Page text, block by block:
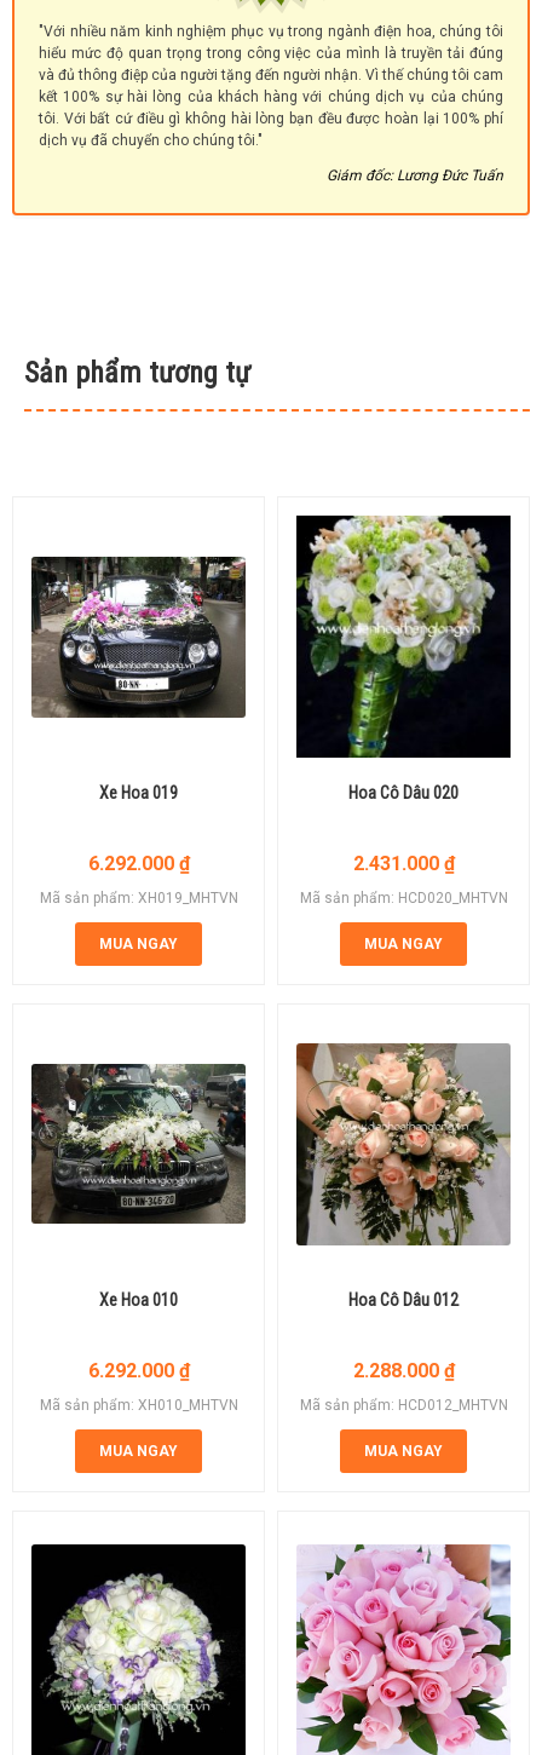
"Với nhiều năm kinh nghiệm phục vụ trong ngành điện hoa, chúng tôi
hiểu mức độ quan trọng trong công việc của mình là truyền tải đúng
và đủ thông điệp của người tặng đến người nhận. Vì thế chúng tôi cam
kết 100% sự hài lòng của khách hàng với chúng dịch vụ của chúng
tôi. Với bất cứ điều gì không hài lòng bạn đều được hoàn lại 100% phí
dịch vụ đã chuyển cho chúng tôi."
Giám đốc: Lương Đức Tuấn
Sản phẩm tương tự
Xe Hoa 019
6.292.000 ₫
Mã sản phẩm: XH019_MHTVN
MUA NGAY
Hoa Cô Dâu 020
2.431.000 ₫
Mã sản phẩm: HCD020_MHTVN
MUA NGAY
Xe Hoa 010
6.292.000 ₫
Mã sản phẩm: XH010_MHTVN
MUA NGAY
Hoa Cô Dâu 012
2.288.000 ₫
Mã sản phẩm: HCD012_MHTVN
MUA NGAY